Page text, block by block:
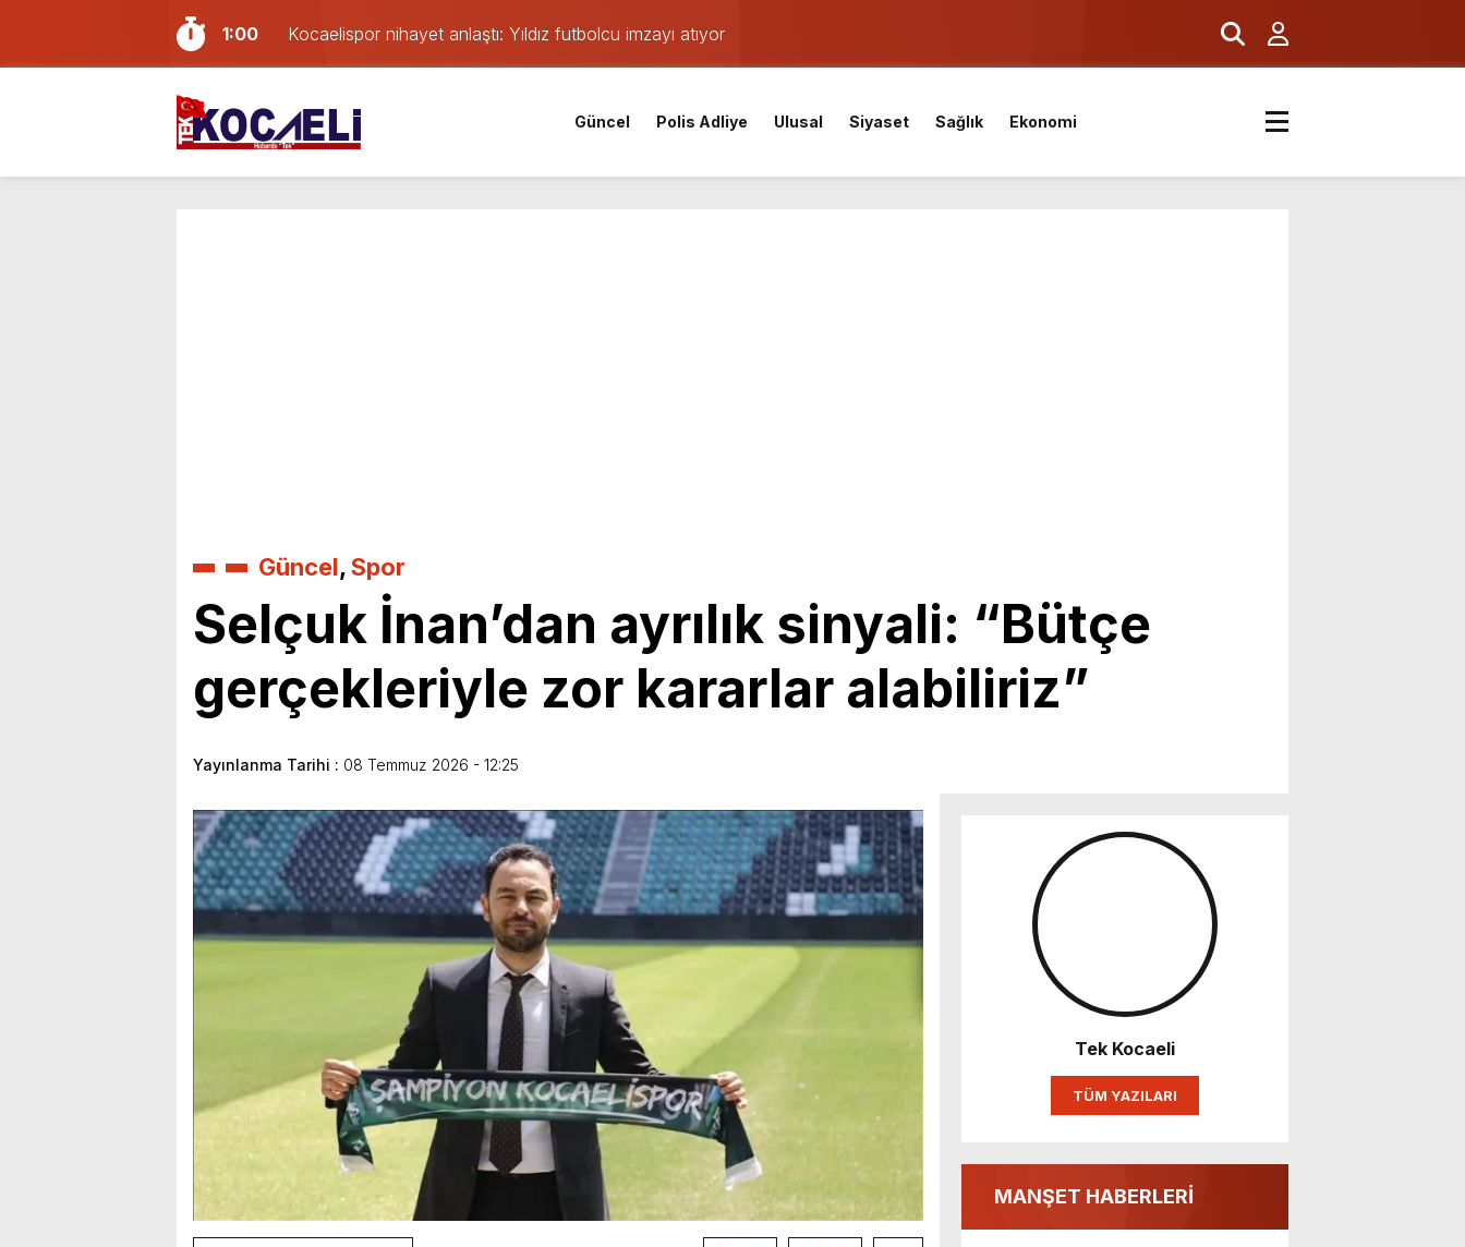
1:00
Kocaelispor nihayet anlaştı: Yıldız futbolcu imzayı atıyor
13:34
Kocaeli’de çatı tadilatında alevler yükseldi: Kaynak kıvılcımı evi yaktı
12:51
Kocaeli’de feci kaza: Kontrolden çıkan otomobil kaldırımdaki yayaları ezdi
12:29
İzmit Belediyesi soruşturmasında skandal itiraf: Ruhsat için 30 bin TL ve video baskısı iddiası
12:21
Deprem oldu!
Güncel Polis Adliye Ulusal Siyaset Sağlık Ekonomi
Güncel,Spor
Selçuk İnan’dan ayrılık sinyali: “Bütçe
gerçekleriyle zor kararlar alabiliriz”
Yayınlanma Tarihi : 08 Temmuz 2026 - 12:25
Tek Kocaeli
TÜM YAZILARI
MANŞET HABERLERİ